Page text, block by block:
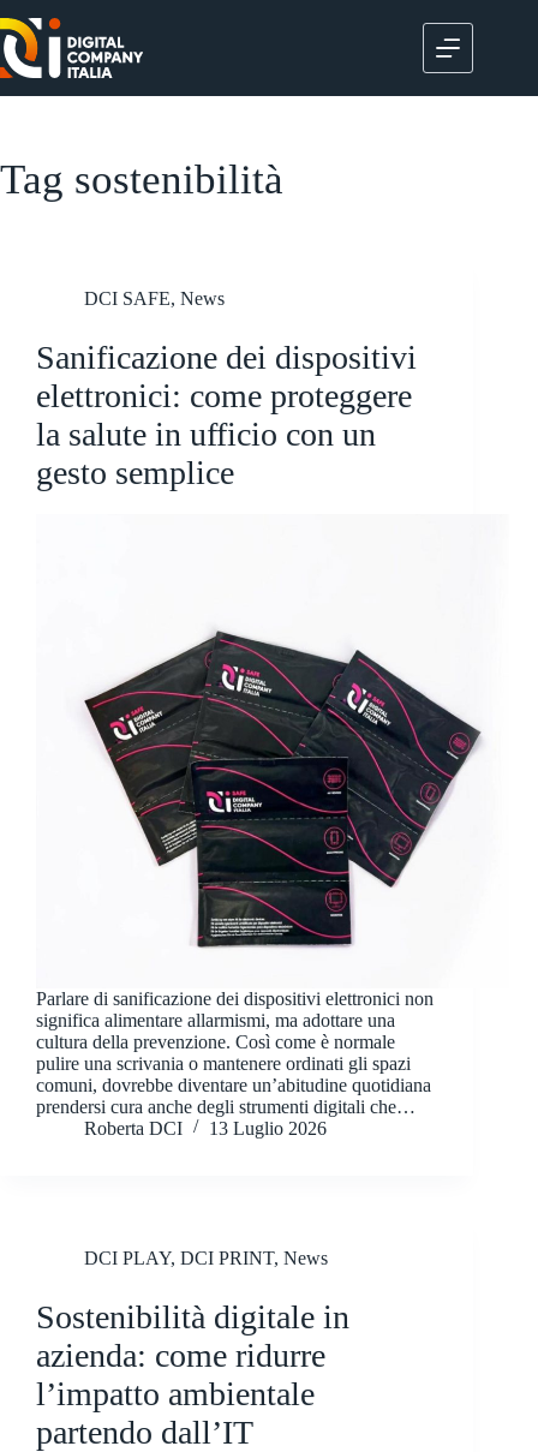
al
contenuto
Tag sostenibilità
DCI SAFE, News
Sanificazione dei dispositivi
elettronici: come proteggere
la salute in ufficio con un
gesto semplice
Parlare di sanificazione dei dispositivi elettronici non
significa alimentare allarmismi, ma adottare una
cultura della prevenzione. Così come è normale
pulire una scrivania o mantenere ordinati gli spazi
comuni, dovrebbe diventare un’abitudine quotidiana
prendersi cura anche degli strumenti digitali che…
Roberta DCI
13 Luglio 2026
DCI PLAY, DCI PRINT, News
Sostenibilità digitale in
azienda: come ridurre
l’impatto ambientale
partendo dall’IT